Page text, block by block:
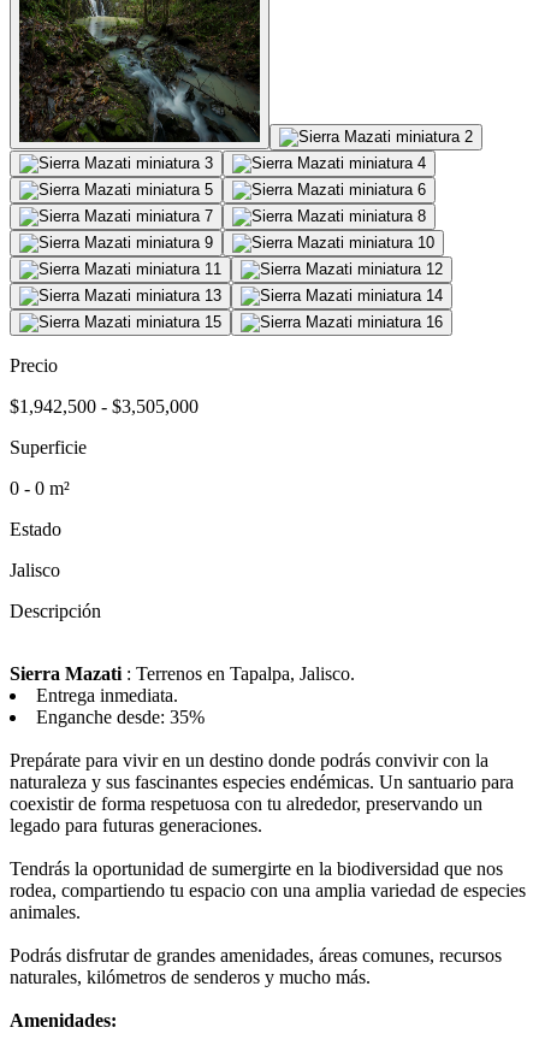
Precio
$1,942,500 - $3,505,000
Superficie
0 - 0 m²
Estado
Jalisco
Descripción
Sierra Mazati : Terrenos en Tapalpa, Jalisco.
Entrega inmediata.
Enganche desde: 35%
Prepárate para vivir en un destino donde podrás convivir con la
naturaleza y sus fascinantes especies endémicas. Un santuario para
coexistir de forma respetuosa con tu alrededor, preservando un
legado para futuras generaciones.
Tendrás la oportunidad de sumergirte en la biodiversidad que nos
rodea, compartiendo tu espacio con una amplia variedad de especies
animales.
Podrás disfrutar de grandes amenidades, áreas comunes, recursos
naturales, kilómetros de senderos y mucho más.
Amenidades: